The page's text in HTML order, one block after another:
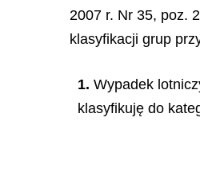
2007 r. Nr 35, poz.
klasyfikacji grup
1. Wypadek
klasyfikuję do